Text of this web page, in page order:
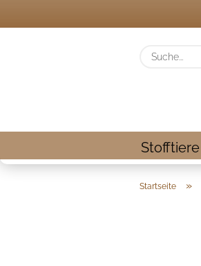
Stofftiere
Startseite »